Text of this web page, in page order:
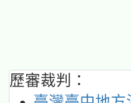
歷審裁判：